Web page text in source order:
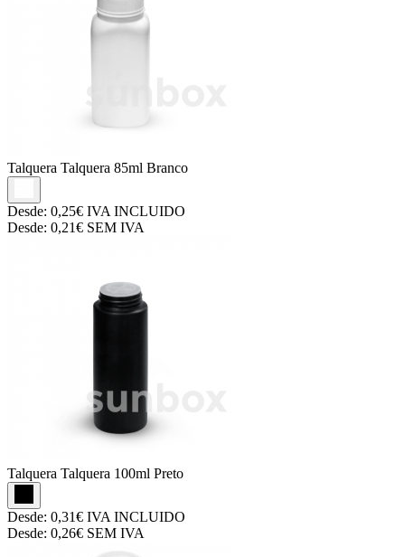
Talquera Talquera 85ml Branco
Desde: 0,25€ IVA INCLUIDO
Desde: 0,21€ SEM IVA
Talquera Talquera 100ml Preto
Desde: 0,31€ IVA INCLUIDO
Desde: 0,26€ SEM IVA